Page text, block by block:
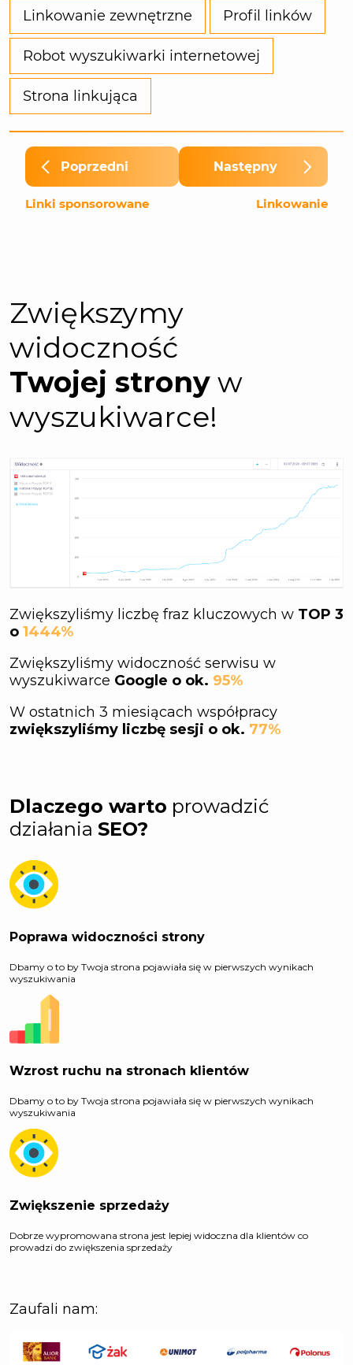
Linkowanie zewnętrzne Profil linków
Robot wyszukiwarki internetowej
Strona linkująca
Poprzedni
Linki sponsorowane
Następny
Linkowanie